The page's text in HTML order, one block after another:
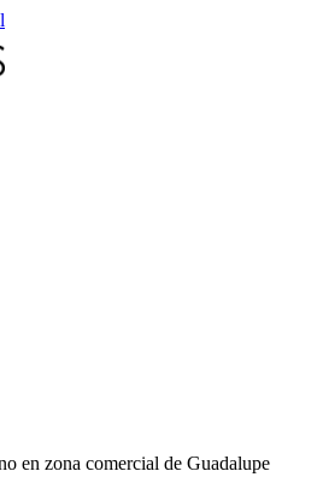
en zona comercial de Guadalupe